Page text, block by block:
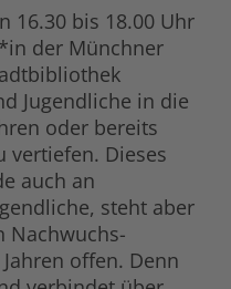
16.30 bis 18.00 Uhr
der Münchner
Jugendliche in die
oder bereits
vertiefen. Dieses
auch an
steht aber
Nachwuchs-
offen. Denn